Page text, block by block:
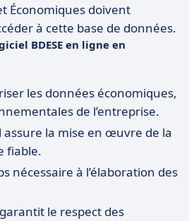
Économiques doivent
à cette base de données.
BDESE en ligne en
les données économiques,
de l’entreprise.
assure la mise en œuvre de la
fiable.
nécessaire à l’élaboration des
garantit le respect des